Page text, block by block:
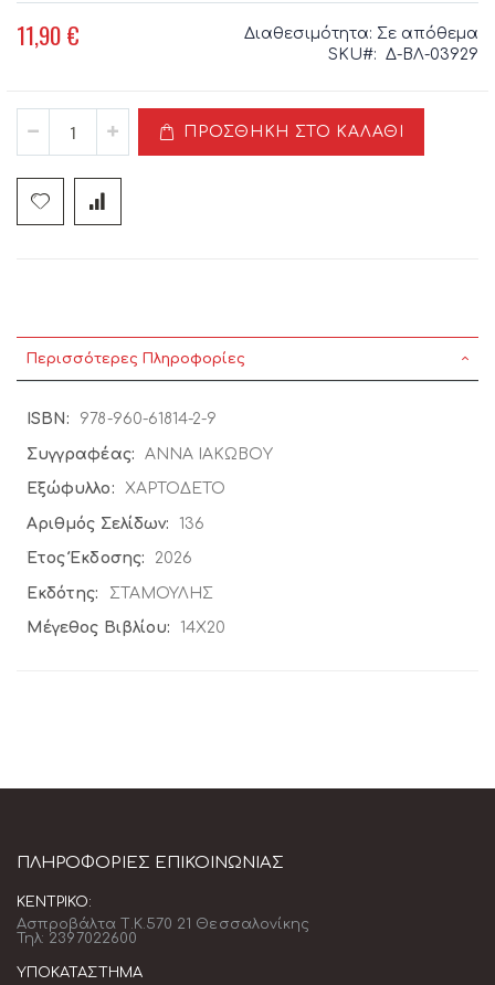
11,90 € Διαθεσιμότητα: Σε απόθεμα
SKU
Δ-ΒΛ-03929
ΠΡΟΣΘΉΚΗ ΣΤΟ ΚΑΛΆΘΙ
Περισσότερες Πληροφορίες
Περισσότερες
Πληροφορίες
978-960-61814-2-9
ΑΝΝΑ ΙΑΚΩΒΟΥ
ΧΑΡΤΟΔΕΤΟ
136
2026
ΣΤΑΜΟΥΛΗΣ
14X20
ΠΛΗΡΟΦΟΡΊΕΣ ΕΠΙΚΟΙΝΩΝΊΑΣ
ΚΕΝΤΡΙΚΌ:
Ασπροβάλτα Τ.Κ.570 21 Θεσσαλονίκης
Τηλ: 2397022600
ΥΠΟΚΑΤΆΣΤΗΜΑ